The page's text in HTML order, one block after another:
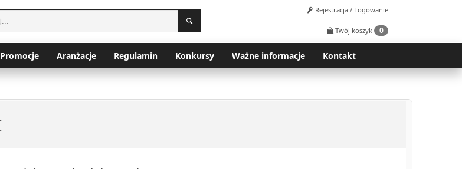
Rejestracja / Logowanie
Twój koszyk 0
Promocje Aranżacje Regulamin Konkursy Ważne informacje Kontakt